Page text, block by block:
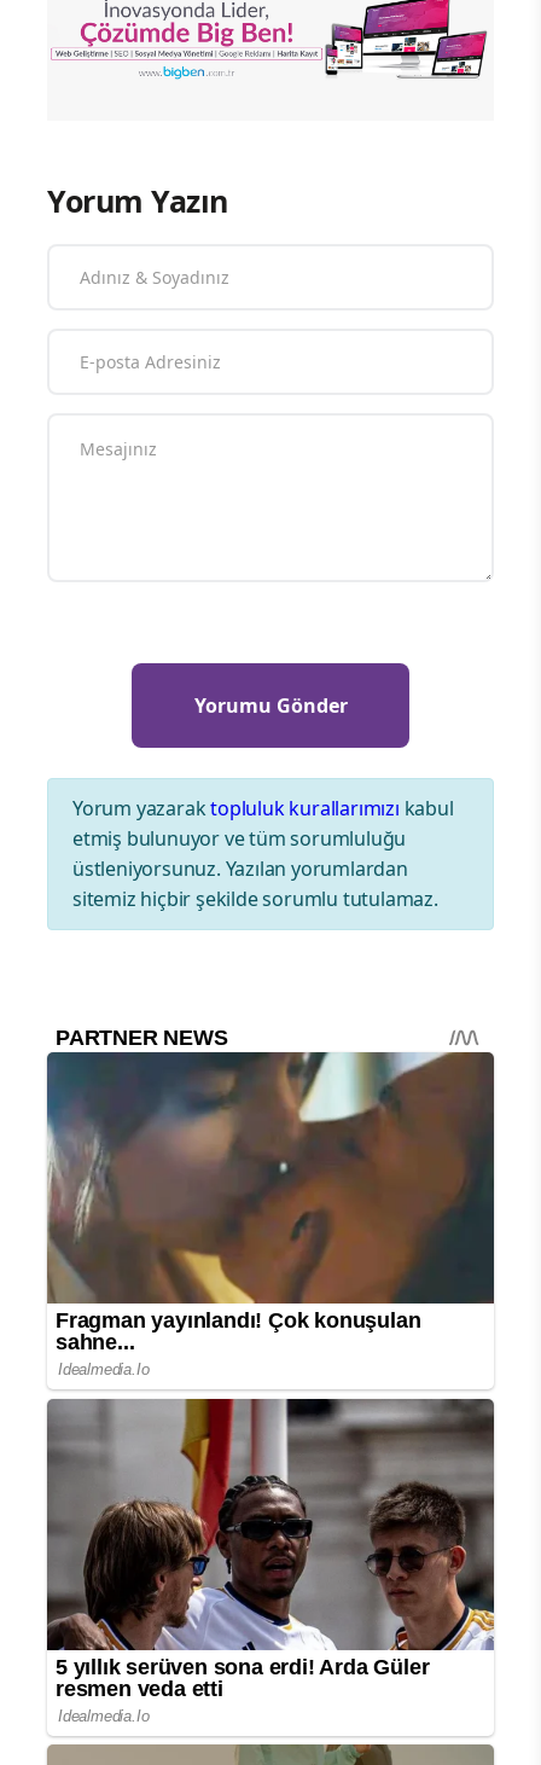
Yorum Yazın
Yorum yazaraktopluluk kurallarımızı kabul
etmiş bulunuyor ve tüm sorumluluğu
üstleniyorsunuz. Yazılan yorumlardan
sitemiz hiçbir şekilde sorumlu tutulamaz.